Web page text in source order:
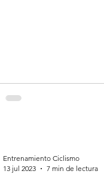
Entrenamiento Ciclismo
13 jul 2023
7 min de lectura